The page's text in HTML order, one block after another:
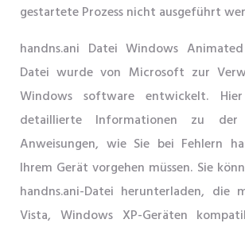
gestartete Prozess nicht ausgeführt
handns.ani Datei Windows
Datei wurde von Microsoft zur
Windows software entwickelt.
detaillierte Informationen zu
Anweisungen, wie Sie bei Fehlern
Ihrem Gerät vorgehen müssen. Sie
handns.ani-Datei herunterladen, die
Vista, Windows XP-Geräten